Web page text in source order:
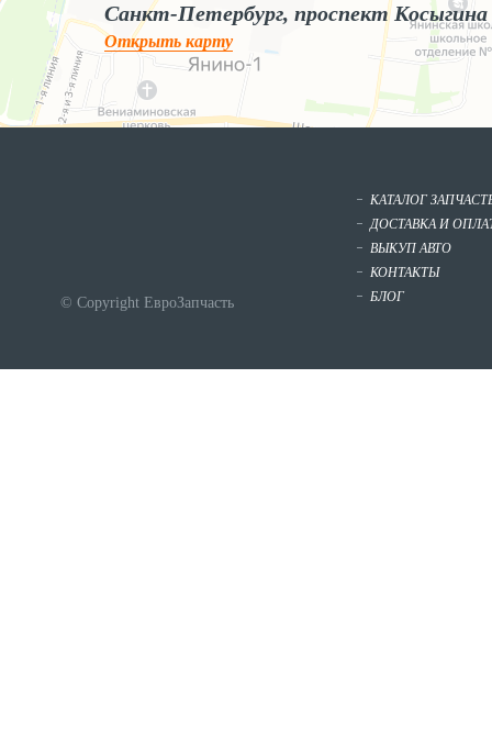
Санкт-Петербург, проспект Косыгина
Открыть карту
© Copyright ЕвроЗапчасть
КАТАЛОГ
ДОСТАВКА И
ВЫКУП АВТО
КОНТАКТЫ
БЛОГ